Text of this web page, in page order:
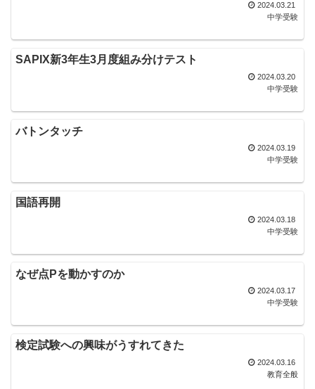
2024.03.21
中学受験
SAPIX新3年生3月度組み分けテスト
2024.03.20
中学受験
バトンタッチ
2024.03.19
中学受験
国語再開
2024.03.18
中学受験
なぜ点Pを動かすのか
2024.03.17
中学受験
検定試験への興味がうすれてきた
2024.03.16
教育全般